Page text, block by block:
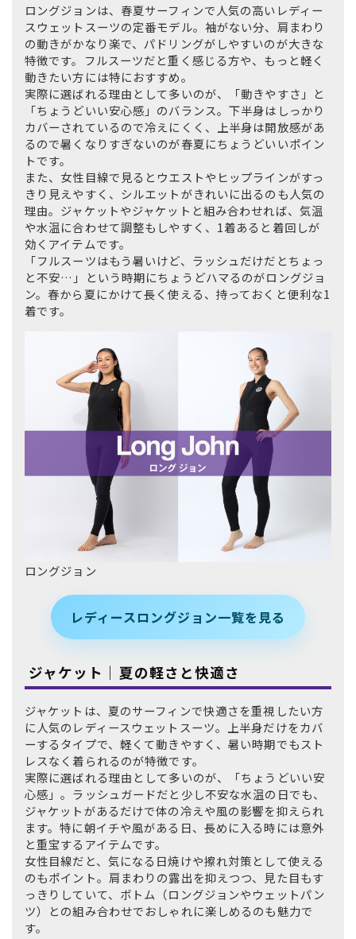
ロングジョンは、春夏サーフィンで人気の高いレディー
スウェットスーツの定番モデル。袖がない分、肩まわり
の動きがかなり楽で、パドリングがしやすいのが大きな
特徴です。フルスーツだと重く感じる方や、もっと軽く
動きたい方には特におすすめ。
実際に選ばれる理由として多いのが、「動きやすさ」と
「ちょうどいい安心感」のバランス。下半身はしっかり
カバーされているので冷えにくく、上半身は開放感があ
るので暑くなりすぎないのが春夏にちょうどいいポイン
トです。
また、女性目線で見るとウエストやヒップラインがすっ
きり見えやすく、シルエットがきれいに出るのも人気の
理由。ジャケットやジャケットと組み合わせれば、気温
や水温に合わせて調整もしやすく、1着あると着回しが
効くアイテムです。
「フルスーツはもう暑いけど、ラッシュだけだとちょっ
と不安…」という時期にちょうどハマるのがロングジョ
ン。春から夏にかけて長く使える、持っておくと便利な1
着です。
ロングジョン
レディースロングジョン一覧を見る
ジャケット｜夏の軽さと快適さ
ジャケットは、夏のサーフィンで快適さを重視したい方
に人気のレディースウェットスーツ。上半身だけをカバ
ーするタイプで、軽くて動きやすく、暑い時期でもスト
レスなく着られるのが特徴です。
実際に選ばれる理由として多いのが、「ちょうどいい安
心感」。ラッシュガードだと少し不安な水温の日でも、
ジャケットがあるだけで体の冷えや風の影響を抑えられ
ます。特に朝イチや風がある日、長めに入る時には意外
と重宝するアイテムです。
女性目線だと、気になる日焼けや擦れ対策として使える
のもポイント。肩まわりの露出を抑えつつ、見た目もす
っきりしていて、ボトム（ロングジョンやウェットパン
ツ）との組み合わせでおしゃれに楽しめるのも魅力で
す。